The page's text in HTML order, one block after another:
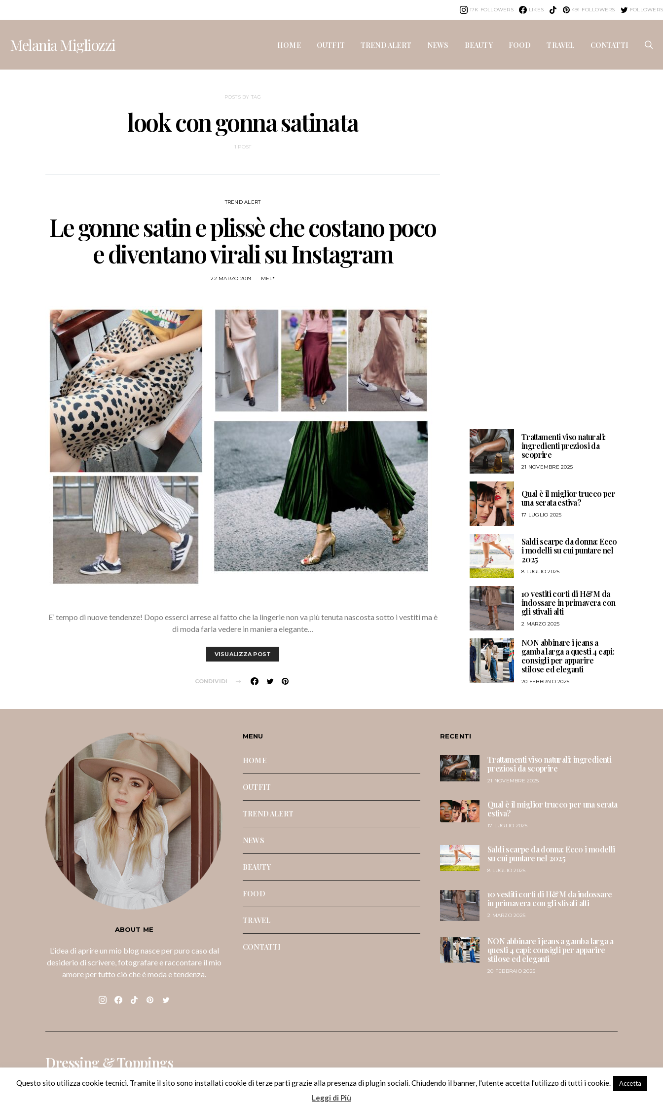
17K FOLLOWERS LIKES 491 FOLLOWERS FOLLOWERS
Melania Migliozzi HOME OUTFIT TREND ALERT NEWS BEAUTY FOOD TRAVEL CONTATTI
POSTS BY TAG
look con gonna satinata
1 POST
TREND ALERT
Le gonne satin e plissè che costano poco
e diventano virali su Instagram
22 MARZO 2019 MEL*
E’ tempo di nuove tendenze! Dopo esserci arrese al fatto che la lingerie non va più tenuta nascosta sotto i vestiti ma è
di moda farla vedere in maniera elegante…
VISUALIZZA POST
CONDIVIDI
Trattamenti viso naturali:
ingredienti preziosi da
scoprire
21 NOVEMBRE 2025
Qual è il miglior trucco per
una serata estiva?
17 LUGLIO 2025
Saldi scarpe da donna: Ecco
i modelli su cui puntare nel
2025
8 LUGLIO 2025
10 vestiti corti di H&M da
indossare in primavera con
gli stivali alti
2 MARZO 2025
NON abbinare i jeans a
gamba larga a questi 4 capi:
consigli per apparire
stilose ed eleganti
20 FEBBRAIO 2025
ABOUT ME
L’idea di aprire un mio blog nasce per puro caso dal
desiderio di scrivere, fotografare e raccontare il mio
amore per tutto ciò che è moda e tendenza.
MENU
HOME
OUTFIT
TREND ALERT
NEWS
BEAUTY
FOOD
TRAVEL
CONTATTI
RECENTI
Trattamenti viso naturali: ingredienti
preziosi da scoprire
21 NOVEMBRE 2025
Qual è il miglior trucco per una serata
estiva?
17 LUGLIO 2025
Saldi scarpe da donna: Ecco i modelli
su cui puntare nel 2025
8 LUGLIO 2025
10 vestiti corti di H&M da indossare
in primavera con gli stivali alti
2 MARZO 2025
NON abbinare i jeans a gamba larga a
questi 4 capi: consigli per apparire
stilose ed eleganti
20 FEBBRAIO 2025
Dressing & Toppings
Melania Migliozzi - Lifestyle Blogger
Questo sito utilizza cookie tecnici. Tramite il sito sono installati cookie di terze parti grazie alla presenza di plugin sociali. Chiudendo il banner, l'utente accetta l'utilizzo di tutti i cookie. Accetta
Leggi di Più